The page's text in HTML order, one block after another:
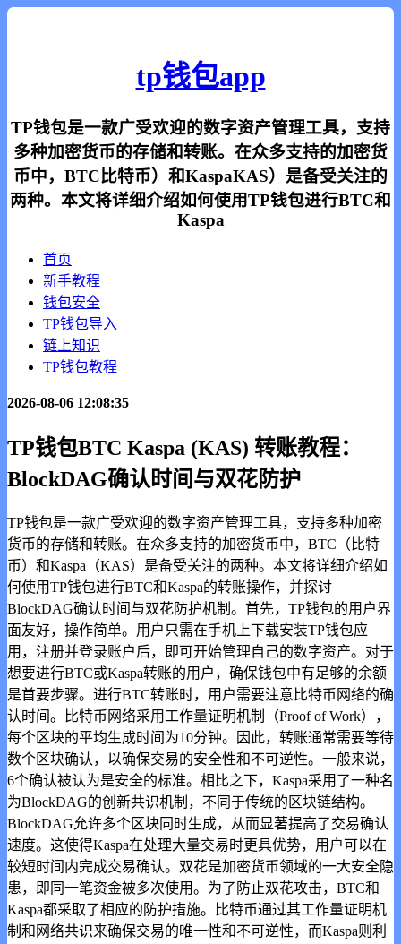
tp钱包app
TP钱包是一款广受欢迎的数字资产管理工具，支持
多种加密货币的存储和转账。在众多支持的加密货
币中，BTC比特币）和KaspaKAS）是备受关注的
两种。本文将详细介绍如何使用TP钱包进行BTC和
Kaspa
首页
新手教程
钱包安全
TP钱包导入
链上知识
TP钱包教程
2026-08-06 12:08:35
TP钱包BTC Kaspa (KAS) 转账教程：
BlockDAG确认时间与双花防护
TP钱包是一款广受欢迎的数字资产管理工具，支持多种加密
货币的存储和转账。在众多支持的加密货币中，BTC（比特
币）和Kaspa（KAS）是备受关注的两种。本文将详细介绍如
何使用TP钱包进行BTC和Kaspa的转账操作，并探讨
BlockDAG确认时间与双花防护机制。首先，TP钱包的用户界
面友好，操作简单。用户只需在手机上下载安装TP钱包应
用，注册并登录账户后，即可开始管理自己的数字资产。对于
想要进行BTC或Kaspa转账的用户，确保钱包中有足够的余额
是首要步骤。进行BTC转账时，用户需要注意比特币网络的确
认时间。比特币网络采用工作量证明机制（Proof of Work），
每个区块的平均生成时间为10分钟。因此，转账通常需要等待
数个区块确认，以确保交易的安全性和不可逆性。一般来说，
6个确认被认为是安全的标准。相比之下，Kaspa采用了一种名
为BlockDAG的创新共识机制，不同于传统的区块链结构。
BlockDAG允许多个区块同时生成，从而显著提高了交易确认
速度。这使得Kaspa在处理大量交易时更具优势，用户可以在
较短时间内完成交易确认。双花是加密货币领域的一大安全隐
患，即同一笔资金被多次使用。为了防止双花攻击，BTC和
Kaspa都采取了相应的防护措施。比特币通过其工作量证明机
制和网络共识来确保交易的唯一性和不可逆性，而Kaspa则利